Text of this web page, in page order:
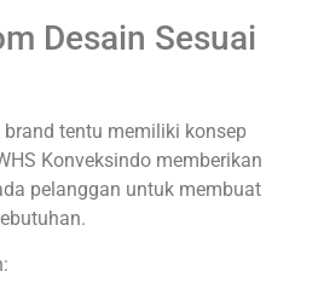
Desain Sesuai
tentu memiliki konsep
Konveksindo memberikan
pelanggan untuk membuat